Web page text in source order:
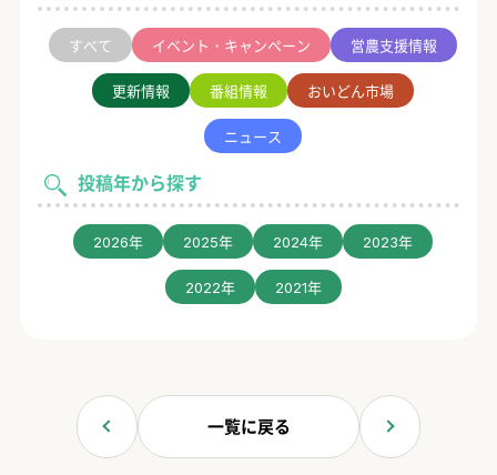
すべて イベント・キャンペーン 営農支援情報
更新情報 番組情報 おいどん市場
ニュース
投稿年から探す
2026年 2025年 2024年 2023年
2022年 2021年
一覧に戻る